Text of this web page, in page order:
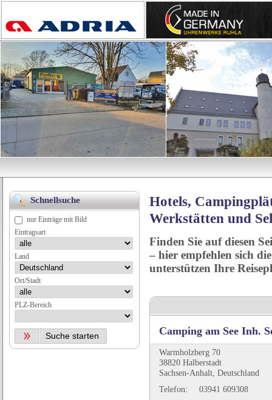
Hotels,
Werkstätten und
Finden Sie auf diesen
– hier empfehlen sich
unterstützen Ihre
Camping am See Inh.
Warmholzberg 70
38820 Halberstadt
Sachsen-Anhalt, Deutschland
Telefon:
03941 609308
Schnellsuche
nur Einträge mit Bild
Eintragsart
Land
Ort/Stadt
PLZ-Bereich